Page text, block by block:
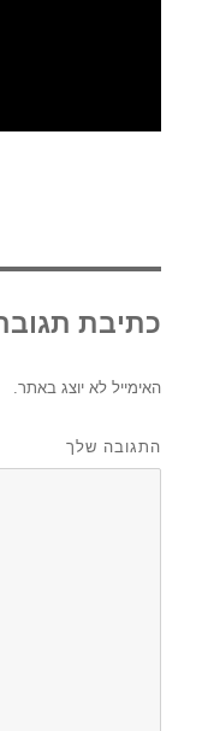
כתיבת תגובה
האימייל לא יוצג באתר.
התגובה שלך